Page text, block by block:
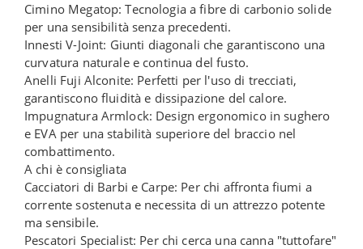
Cimino Megatop: Tecnologia a fibre di carbonio solide
per una sensibilità senza precedenti.
Innesti V-Joint: Giunti diagonali che garantiscono una
curvatura naturale e continua del fusto.
Anelli Fuji Alconite: Perfetti per l'uso di trecciati,
garantiscono fluidità e dissipazione del calore.
Impugnatura Armlock: Design ergonomico in sughero
e EVA per una stabilità superiore del braccio nel
combattimento.
A chi è consigliata
Cacciatori di Barbi e Carpe: Per chi affronta fiumi a
corrente sostenuta e necessita di un attrezzo potente
ma sensibile.
Pescatori Specialist: Per chi cerca una canna "tuttofare"